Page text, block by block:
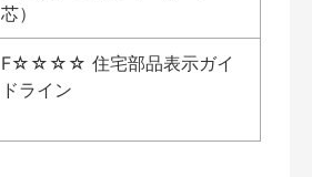
芯）
F☆☆☆☆ 住宅部品表示ガイ
ドライン